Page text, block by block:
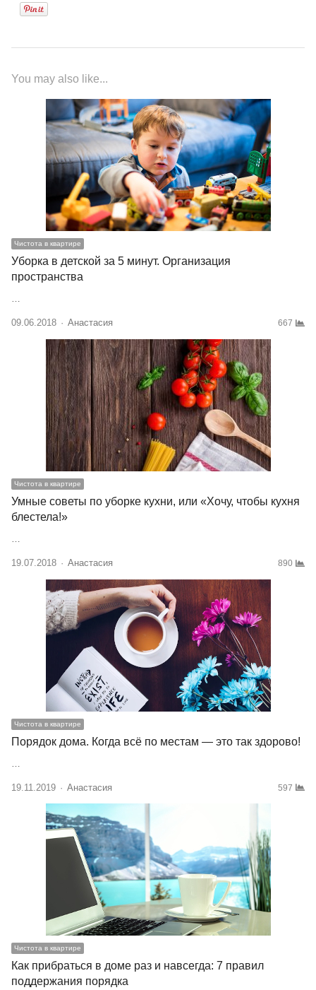
You may also like...
Чистота в квартире
Уборка в детской за 5 минут. Организация
пространства
09.06.2018 Author
Анастасия 667
Чистота в квартире
Умные советы по уборке кухни, или «Хочу, чтобы кухня
блестела!»
19.07.2018 Author
Анастасия 890
Чистота в квартире
Порядок дома. Когда всё по местам — это так здорово!
19.11.2019 Author
Анастасия 597
Чистота в квартире
Как прибраться в доме раз и навсегда: 7 правил
поддержания порядка